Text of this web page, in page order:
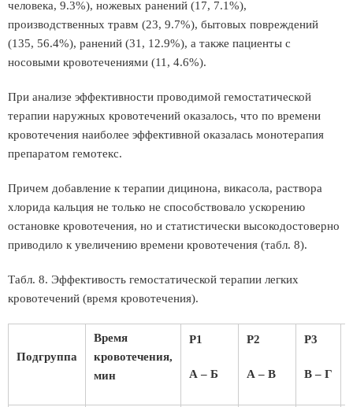
человека, 9.3%), ножевых ранений (17, 7.1%),
производственных травм (23, 9.7%), бытовых повреждений
(135, 56.4%), ранений (31, 12.9%), а также пациенты с
носовыми кровотечениями (11, 4.6%).
При анализе эффективности проводимой гемостатической
терапии наружных кровотечений оказалось, что по времени
кровотечения наиболее эффективной оказалась монотерапия
препаратом гемотекс.
Причем добавление к терапии дицинона, викасола, раствора
хлорида кальция не только не способствовало ускорению
остановке кровотечения, но и статистически высокодостоверно
приводило к увеличению времени кровотечения (табл. 8).
Табл. 8. Эффективость гемостатической терапии легких
кровотечений (время кровотечения).
Подгруппа
Время
кровотечения,
мин
Р1
А – Б
Р2
А – В
Р3
В – Г